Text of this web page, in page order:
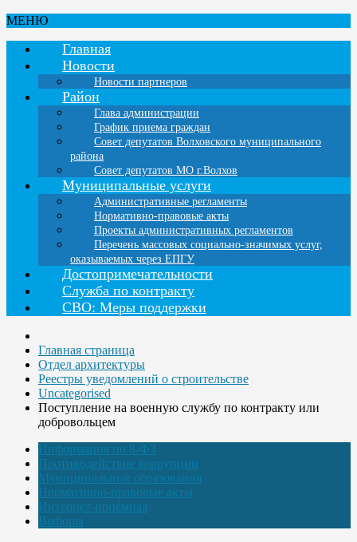
МЕНЮ
Главная
Новости
Новости партнеров
Район
Глава администрации
График приема граждан
Совет депутатов Волховского муниципального
района
Совет депутатов МО г.Волхов
Муниципальные услуги
Административные регламенты
Нормативно-правовые акты
Проекты административных регламентов
Перечень массовых социально-значимых услуг,
оказываемых через ЕПГУ
Достопримечательности
Служба по контракту
СВО: Меры поддержки
Главная страница
Отдел архитектуры
Реестры уведомлений о строительстве
Uncategorised
Поступление на военную службу по контракту или
добровольцем
Информация по 8-ФЗ
Противодействие коррупции
Муниципальные образования
Нормативно-правовые акты
Интернет-приёмная
Выборы